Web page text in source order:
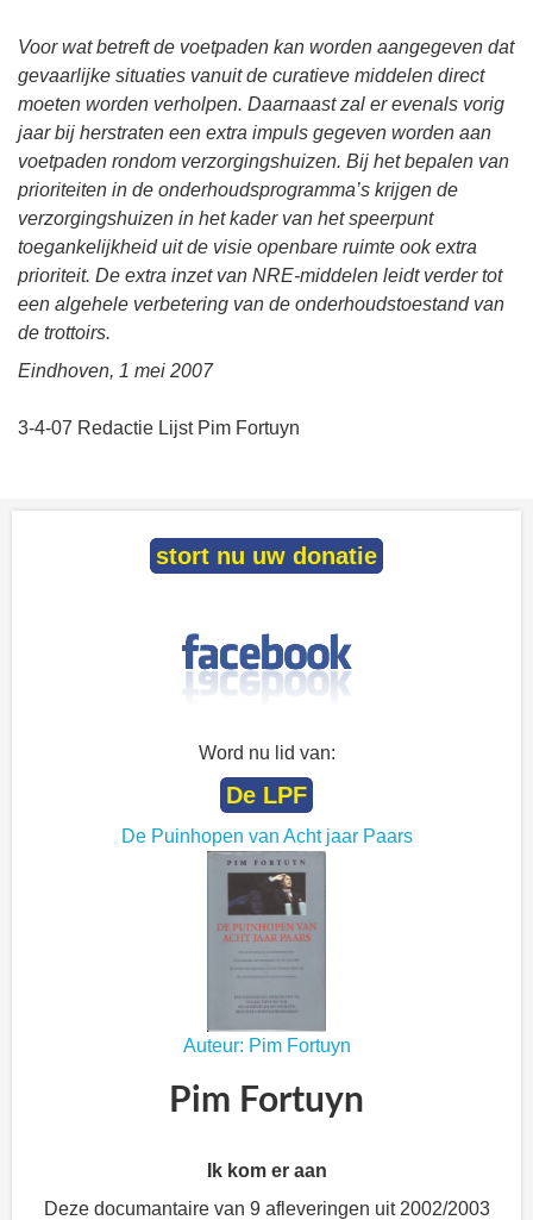
Voor wat betreft de voetpaden kan worden aangegeven dat
gevaarlijke situaties vanuit de curatieve middelen direct
moeten worden verholpen. Daarnaast zal er evenals vorig
jaar bij herstraten een extra impuls gegeven worden aan
voetpaden rondom verzorgingshuizen. Bij het bepalen van
prioriteiten in de onderhoudsprogramma’s krijgen de
verzorgingshuizen in het kader van het speerpunt
toegankelijkheid uit de visie openbare ruimte ook extra
prioriteit. De extra inzet van NRE-middelen leidt verder tot
een algehele verbetering van de onderhoudstoestand van
de trottoirs.
Eindhoven, 1 mei 2007
3-4-07 Redactie Lijst Pim Fortuyn
stort nu uw donatie
Word nu lid van:
De LPF
De Puinhopen van Acht jaar Paars
Auteur: Pim Fortuyn
Pim Fortuyn
Ik kom er aan
Deze documantaire van 9 afleveringen uit 2002/2003